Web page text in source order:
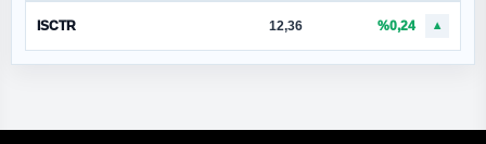
ISCTR 12,36 %0,24 ▲